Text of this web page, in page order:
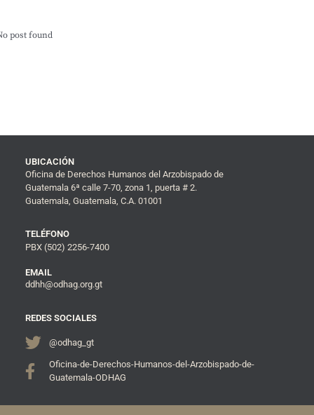
post found
UBICACIÓN
Oficina de Derechos Humanos del Arzobispado de
Guatemala 6ª calle 7-70, zona 1, puerta # 2.
Guatemala, Guatemala, C.A. 01001
TELÉFONO
PBX (502) 2256-7400
EMAIL
ddhh@odhag.org.gt
REDES SOCIALES
@odhag_gt
Oficina-de-Derechos-Humanos-del-Arzobispado-de-
Guatemala-ODHAG